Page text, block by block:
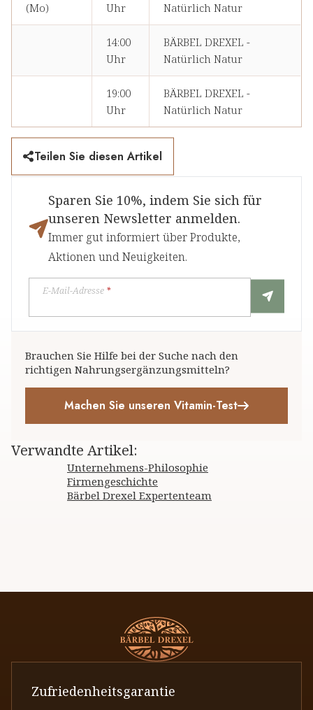
(Mo) Uhr Natürlich Natur
14:00
Uhr
BÄRBEL DREXEL -
Natürlich Natur
19:00
Uhr
BÄRBEL DREXEL -
Natürlich Natur
Teilen Sie diesen Artikel
Sparen Sie 10%, indem Sie sich für
unseren Newsletter anmelden.
Immer gut informiert über Produkte,
Aktionen und Neuigkeiten.
E-Mail-Adresse *
Brauchen Sie Hilfe bei der Suche nach den
richtigen Nahrungsergänzungsmitteln?
Machen Sie unseren Vitamin-Test
Verwandte Artikel:
Unternehmens-Philosophie
Firmengeschichte
Bärbel Drexel Expertenteam
Zufriedenheitsgarantie